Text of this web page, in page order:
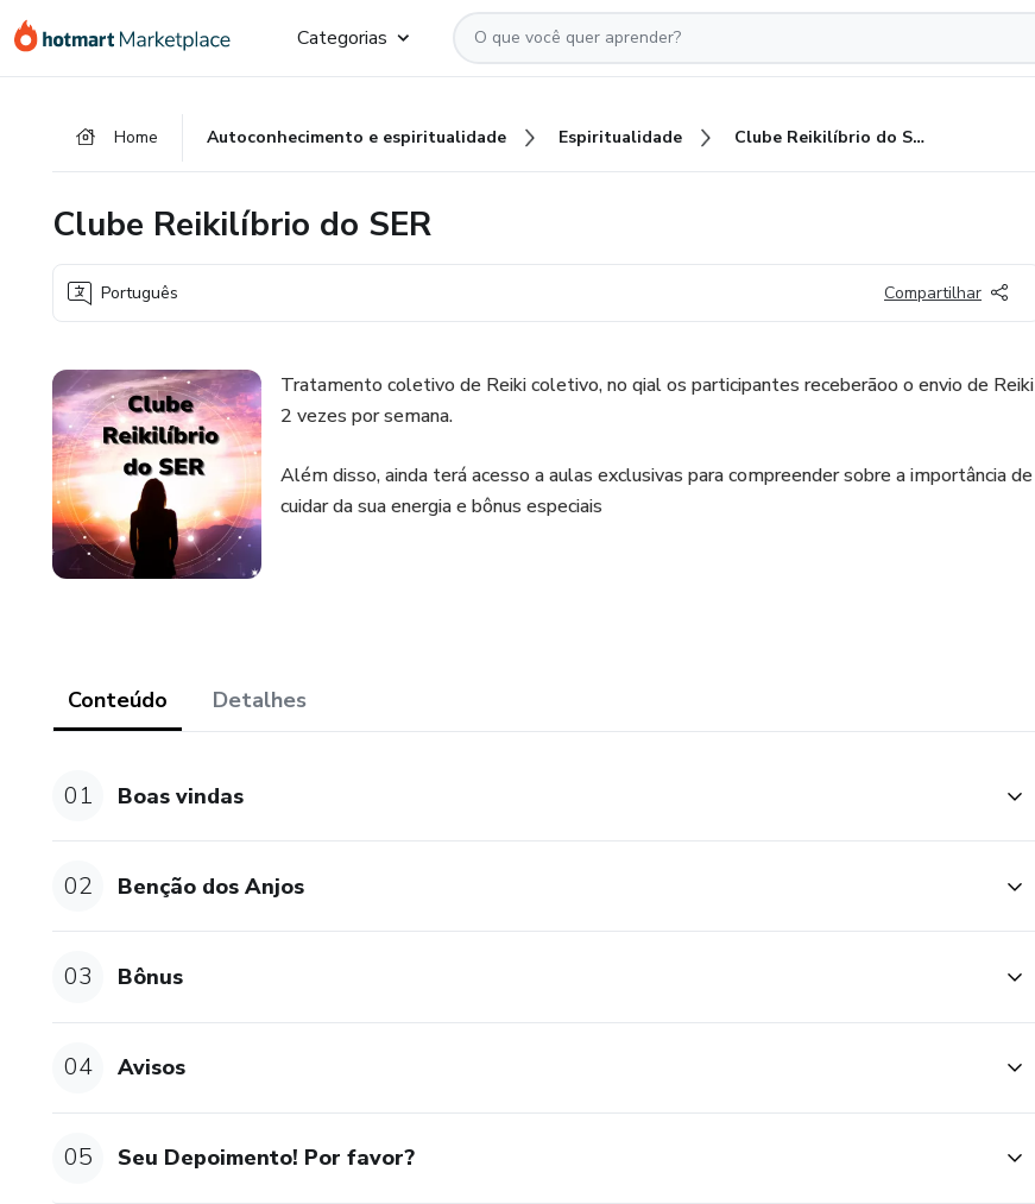
para
para
para
Categorias
Home Autoconhecimento e espiritualidade Espiritualidade Clube Reikilíbrio do SER
Clube Reikilíbrio do SER
Português Compartilhar
Tratamento coletivo de Reiki coletivo, no qial os participantes receberãoo o envio de Reiki
2 vezes por semana.
Além disso, ainda terá acesso a aulas exclusivas para compreender sobre a importância de
cuidar da sua energia e bônus especiais
Conteúdo Detalhes
01 Boas vindas
02 Benção dos Anjos
03 Bônus
04 Avisos
05 Seu Depoimento! Por favor?